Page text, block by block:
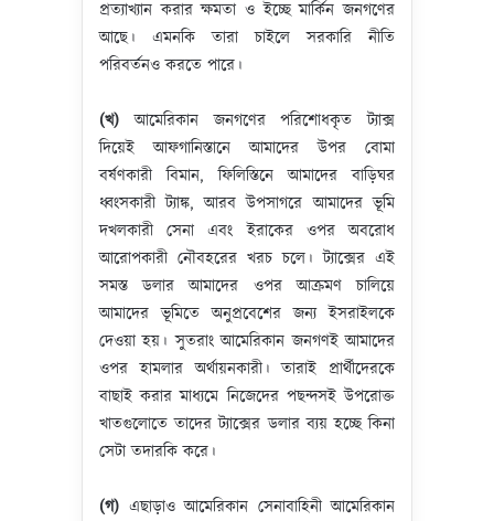
প্রত্যাখ্যান করার ক্ষমতা ও ইচ্ছে মার্কিন জনগণের
আছে। এমনকি তারা চাইলে সরকারি নীতি
পরিবর্তনও করতে পারে।
(খ) আমেরিকান জনগণের পরিশোধকৃত ট্যাক্স
দিয়েই আফগানিস্তানে আমাদের উপর বোমা
বর্ষণকারী বিমান, ফিলিস্তিনে আমাদের বাড়িঘর
ধ্বংসকারী ট্যাঙ্ক, আরব উপসাগরে আমাদের ভূমি
দখলকারী সেনা এবং ইরাকের ওপর অবরোধ
আরোপকারী নৌবহরের খরচ চলে। ট্যাক্সের এই
সমস্ত ডলার আমাদের ওপর আক্রমণ চালিয়ে
আমাদের ভূমিতে অনুপ্রবেশের জন্য ইসরাইলকে
দেওয়া হয়। সুতরাং আমেরিকান জনগণই আমাদের
ওপর হামলার অর্থায়নকারী। তারাই প্রার্থীদেরকে
বাছাই করার মাধ্যমে নিজেদের পছন্দসই উপরোক্ত
খাতগুলোতে তাদের ট্যাক্সের ডলার ব্যয় হচ্ছে কিনা
সেটা তদারকি করে।
(গ) এছাড়াও আমেরিকান সেনাবাহিনী আমেরিকান